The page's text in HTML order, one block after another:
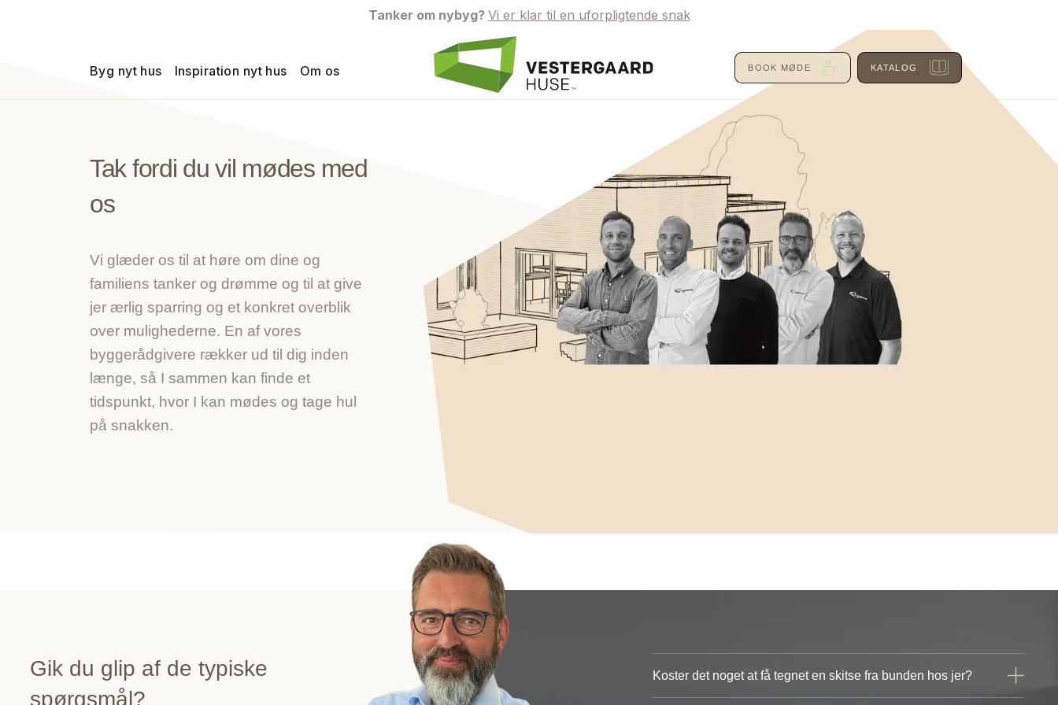
Tanker om nybyg? Vi er klar til en uforpligtende snak
Byg nyt hus Inspiration nyt hus Om os BOOK MØDE KATALOG
Tak fordi du vil mødes med
os
Vi glæder os til at høre om dine og
familiens tanker og drømme og til at give
jer ærlig sparring og et konkret overblik
over mulighederne. En af vores
byggerådgivere rækker ud til dig inden
længe, så I sammen kan finde et
tidspunkt, hvor I kan mødes og tage hul
på snakken.
Gik du glip af de typiske
spørgsmål?
Koster det noget at få tegnet en skitse fra bunden hos jer?
Nej, det gør det ikke. Hvis vi sammen finder en retning, der